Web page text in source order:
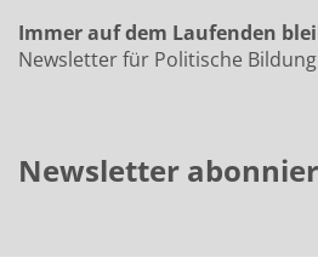
Immer auf dem Laufenden
Newsletter für Politische Bildung
Newsletter